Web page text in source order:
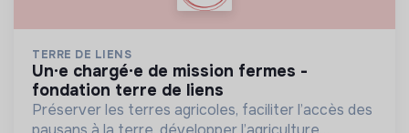
TERRE DE LIENS
un·e chargé·e de mission fermes -
fondation terre de liens
Préserver les terres agricoles, faciliter l’accès des